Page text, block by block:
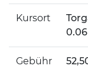
Kursort
0.06
Gebühr